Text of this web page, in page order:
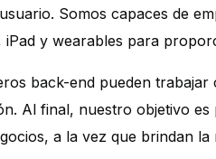
Somos capaces de
y wearables para
back-end pueden
Al final, nuestro objetivo
a la vez que brindan